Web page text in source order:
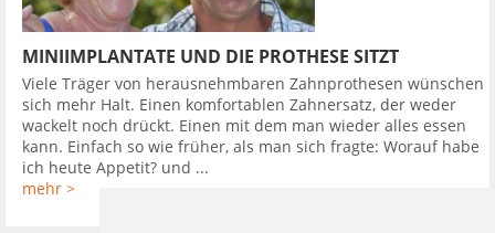
MINIIMPLANTATE UND DIE PROTHESE SITZT
Viele Träger von herausnehmbaren Zahnprothesen wünschen
sich mehr Halt. Einen komfortablen Zahnersatz, der weder
wackelt noch drückt. Einen mit dem man wieder alles essen
kann. Einfach so wie früher, als man sich fragte: Worauf habe
ich heute Appetit? und ...
mehr >